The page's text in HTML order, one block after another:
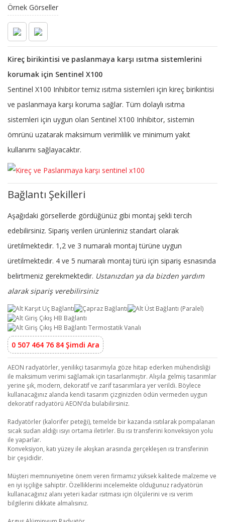
Örnek Görseller
Kireç birikintisi ve paslanmaya karşı ısıtma sistemlerini
korumak için Sentinel X100
Sentinel X100 Inhibitor temiz ısıtma sistemleri için kireç birikintisi
ve paslanmaya karşı koruma sağlar. Tüm dolaylı ısıtma
sistemleri için uygun olan Sentinel X100 Inhibitor, sistemin
ömrünü uzatarak maksimum verimlilik ve minimum yakıt
kullanımı sağlayacaktır.
Bağlantı Şekilleri
Aşağıdaki görsellerde gördüğünüz gibi montaj şekli tercih
edebilirsiniz. Sipariş verilen ürünleriniz standart olarak
üretilmektedir. 1,2 ve 3 numaralı montaj türüne uygun
üretilmektedir. 4 ve 5 numaralı montaj türü için sipariş esnasında
belirtmeniz gerekmektedir. Ustanızdan ya da bizden yardım
alarak sipariş verebilirsiniz
0 507 464 76 84 Şimdi Ara
AEON radyatörler, yenilikçi tasarımıyla göze hitap ederken mühendisliği
ile maksimum verimi sağlamak için tasarlanmıştır. Alışıla gelmiş tasarımlar
yerine şık, modern, dekoratif ve zarif tasarımlara yer verildi. Böylece
kullanacağınız alanda kendi tasarım çizginizden ödün vermeden uygun
dekoratif radyatörü AEON’da bulabilirsiniz.
Radyatörler (kalorifer peteği), temelde bir kazanda ısıtılarak pompalanan
sıcak sudan aldığı ısıyı ortama iletirler. Bu ısı transferini konveksiyon yolu
ile yaparlar.
Konveksiyon, katı yüzey ile akışkan arasında gerçekleşen ısı transferinin
bir çeşididir.
Müşteri memnuniyetine önem veren firmamız yüksek kalitede malzeme ve
en iyi işçiliğe sahiptir. Özelliklerini incelemekte olduğunuz radyatörün
kullanacağınız alanı yeteri kadar ısıtması için ölçülerini ve ısı verim
bilgilerini dikkate almalısınız.